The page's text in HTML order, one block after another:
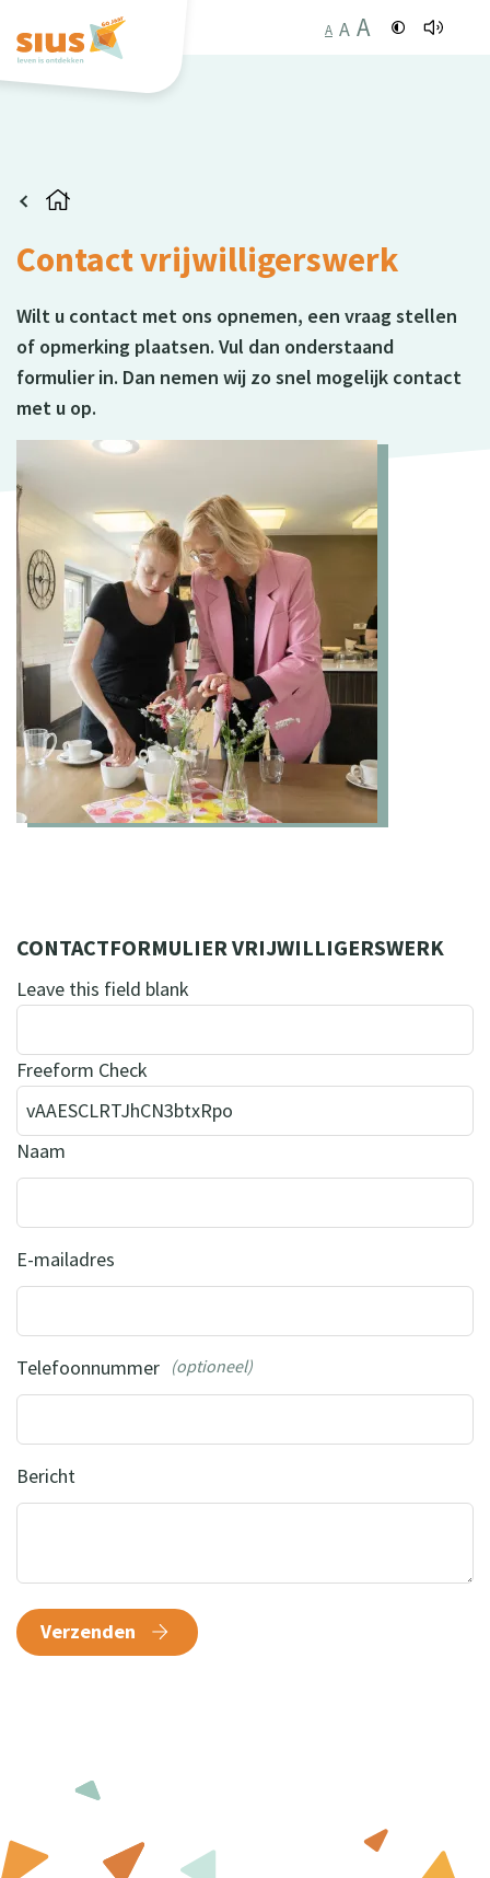
A A A
Contact vrijwilligerswerk
Wilt u contact met ons opnemen, een vraag stellen
of opmerking plaatsen. Vul dan onderstaand
formulier in. Dan nemen wij zo snel mogelijk contact
met u op.
CONTACTFORMULIER VRIJWILLIGERSWERK
Leave this field blank
Freeform Check
Naam
E-mailadres
Telefoonnummer (optioneel)
Bericht
Verzenden